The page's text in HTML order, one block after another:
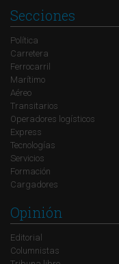
Secciones
Política
Carretera
Ferrocarril
Marítimo
Aéreo
Transitarios
Operadores logísticos
Express
Tecnologías
Servicios
Formación
Cargadores
Opinión
Editorial
Columnistas